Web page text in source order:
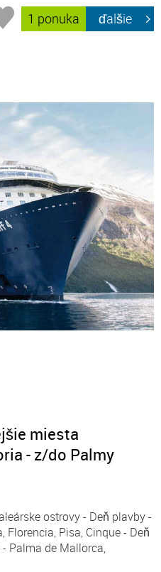
1 ponuka ďalšie
miesta
- z/do Palmy
ostrovy - Deň plavby -
Florencia, Pisa, Cinque - Deň
Palma de Mallorca,